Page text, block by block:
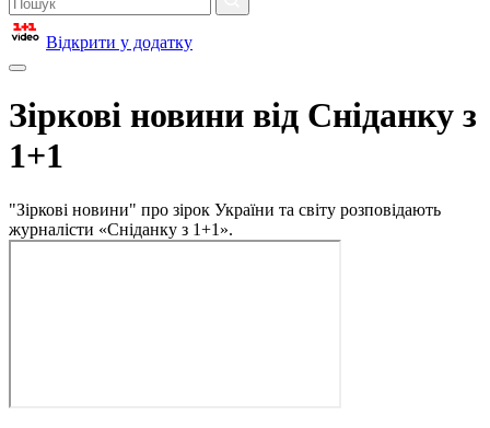
Відкрити у додатку
Зіркові новини від Сніданку з
1+1
"Зіркові новини" про зірок України та світу розповідають
журналісти «Сніданку з 1+1».